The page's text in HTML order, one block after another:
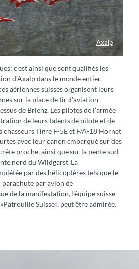
Axalp
c’est ainsi que sont qualifiés les
d’Axalp dans le monde entier.
aériennes suisses organisent leurs
sur la place de tir d’aviation
de Brienz. Les pilotes de l’armée
de leurs talents de pilote et de
chasseurs Tigre F-5E et F/A-18 Hornet
avec leur canon embarqué sur des
proche, ainsi que sur la pente sud
nord du Wildgärst. La
par des hélicoptères tels que le
parachute par avion de
de la manifestation, l’équipe suisse
Suisse», peut être admirée.